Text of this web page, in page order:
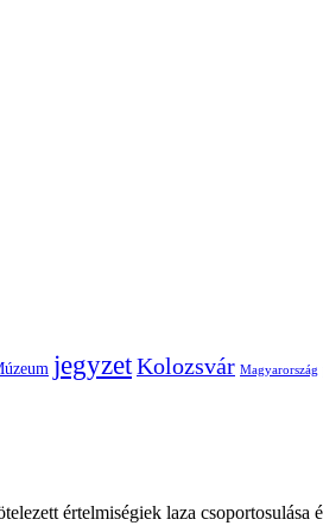
jegyzetKolozsvár Magyarország
értelmiségiek laza csoportosulása